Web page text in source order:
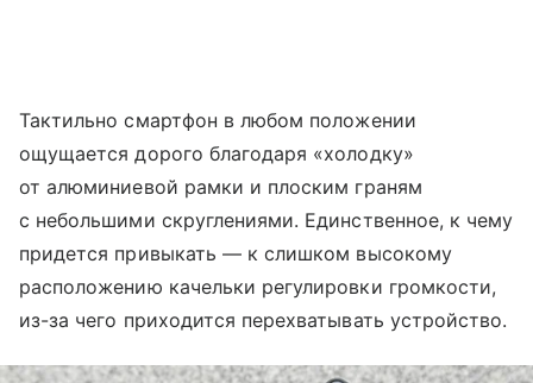
Тактильно смартфон в любом положении
ощущается дорого благодаря «холодку»
от алюминиевой рамки и плоским граням
с небольшими скруглениями. Единственное, к чему
придется привыкать — к слишком высокому
расположению качельки регулировки громкости,
из-за чего приходится перехватывать устройство.